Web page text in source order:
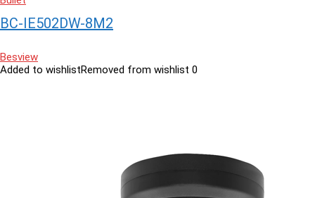
BC-IE502DW-8M2
Besview
Added to wishlistRemoved from wishlist 0